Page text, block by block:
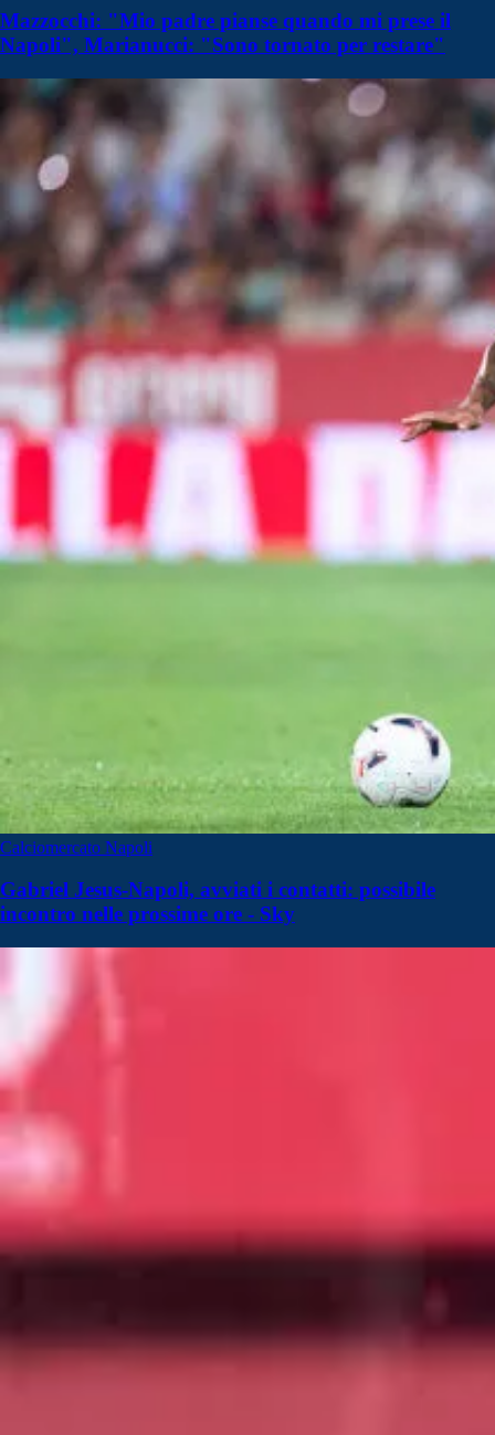
Mazzocchi: "Mio padre pianse quando mi prese il
Napoli", Marianucci: "Sono tornato per restare"
Calciomercato Napoli
Gabriel Jesus-Napoli, avviati i contatti: possibile
incontro nelle prossime ore - Sky